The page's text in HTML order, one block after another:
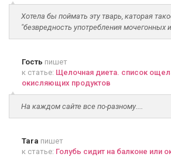
Хотела бы поймать эту тварь, каторая
"безвредность употребления мочегонных
Гость пишет
к статье: Щелочная диета. список
окисляющих продуктов
На каждом сайте все по-разному....
Tara пишет
к статье: Голубь сидит на балконе или